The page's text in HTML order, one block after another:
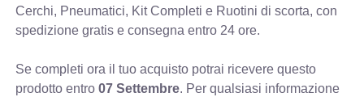
Cerchi, Pneumatici, Kit Completi e Ruotini di scorta, con
spedizione gratis e consegna entro 24 ore.
Se completi ora il tuo acquisto potrai ricevere questo
prodotto entro07 Settembre. Per qualsiasi informazione